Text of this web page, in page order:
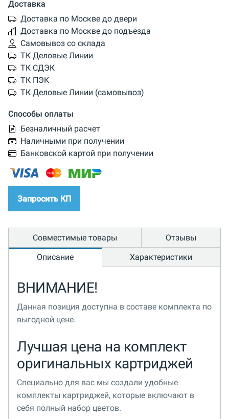
Доставка
Доставка по Москве до двери
Доставка по Москве до подъезда
Самовывоз со склада
ТК Деловые Линии
ТК СДЭК
ТК ПЭК
ТК Деловые Линии (самовывоз)
Способы оплаты
Безналичный расчет
Наличными при получении
Банковской картой при получении
Запросить КП
Совместимые товары
Отзывы
Описание
Характеристики
ВНИМАНИЕ!
Данная позиция доступна в составе комплекта по
выгодной цене.
Лучшая цена на комплект
оригинальных картриджей
Специально для вас мы создали удобные
комплекты картриджей, которые включают в
себя полный набор цветов.